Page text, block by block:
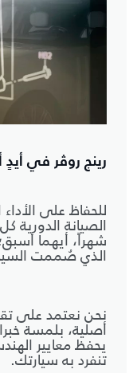
رينج روڤر في أيدٍ
للحفاظ على الأداء
شهراً، أيهما
الذي صُممت
نحن نعتمد على
أصلية، بلمسة
يحفظ معايير
تنفرد به سيارتك.